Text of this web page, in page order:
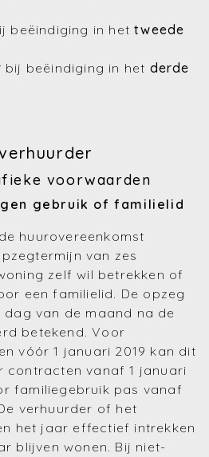
beëindiging in hettweede
bij beëindiging in het derde
voorwaarden
gebruik of familielid
huurovereenkomst
van zes
zelf wil betrekken of
een familielid. De opzeg
van de maand na de
betekend. Voor
vóór 1 januari 2019 kan dit
contracten vanaf 1 januari
familiegebruik pas vanaf
verhuurder of het
het jaar effectief intrekken
blijven wonen. Bij niet-